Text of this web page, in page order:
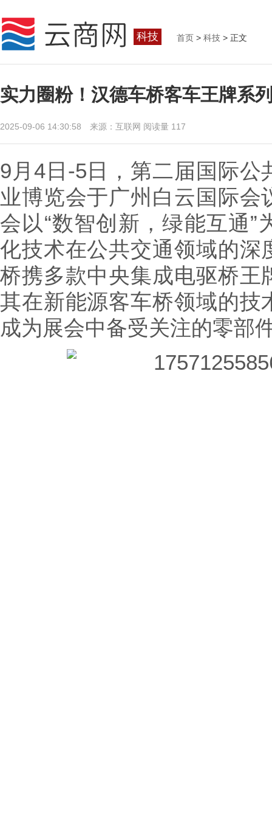
科技 首页 > 科技 > 正文
实力圈粉！汉德车桥客车王牌系
2025-09-06 14:30:58 来源：互联网 阅读量 117
9月4日-5日，第二届国际
业博览会于广州白云国际
会以“数智创新，绿能互通
化技术在公共交通领域的深
桥携多款中央集成电驱桥王
其在新能源客车桥领域的技
成为展会中备受关注的零部